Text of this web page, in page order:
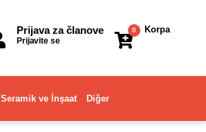
Korpa
0
Prijava za članove
Prijavite se
Seramik ve İnşaat Diğer